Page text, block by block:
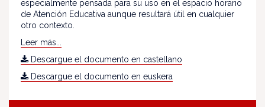
especialmente pensada para su uso en el espacio horario
de Atención Educativa aunque resultará útil en cualquier
otro contexto.
Leer más...
Descargue el documento en castellano
Descargue el documento en euskera